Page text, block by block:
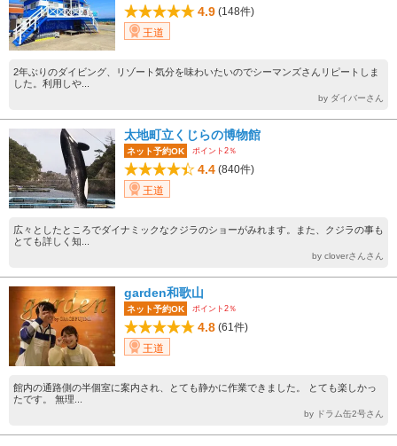
4.9 (148件)
王道
2年ぶりのダイビング、リゾート気分を味わいたいのでシーマンズさんリピートしま
した。利用しや...
by ダイバーさん
太地町立くじらの博物館
ネット予約OK ポイント2％
4.4 (840件)
王道
広々としたところでダイナミックなクジラのショーがみれます。また、クジラの事も
とても詳しく知...
by cloverさんさん
garden和歌山
ネット予約OK ポイント2％
4.8 (61件)
王道
館内の通路側の半個室に案内され、とても静かに作業できました。 とても楽しかっ
たです。 無理...
by ドラム缶2号さん